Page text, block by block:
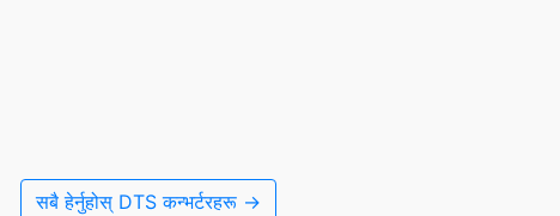
सबै हेर्नुहोस् DTS कन्भर्टरहरू →